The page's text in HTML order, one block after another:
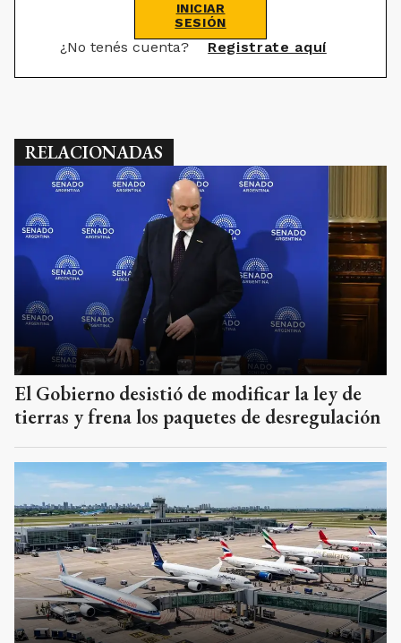
INICIAR
SESIÓN
¿No tenés cuenta? Registrate aquí
RELACIONADAS
El Gobierno desistió de modificar la ley de
tierras y frena los paquetes de desregulación